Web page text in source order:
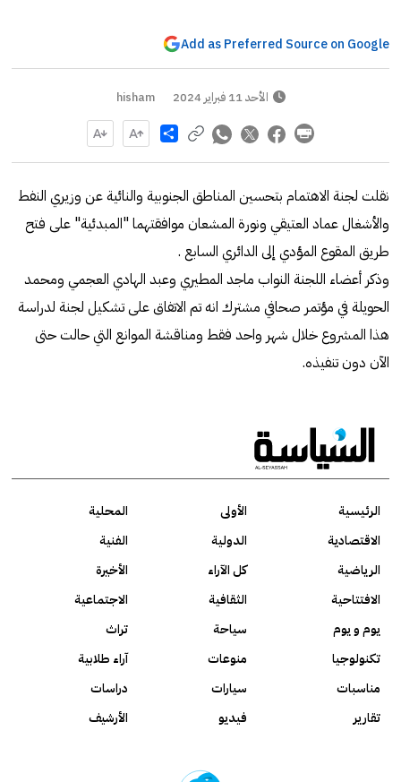
Add as Preferred Source on Google
الأحد 11 فبراير 2024 hisham
Share
نقلت لجنة الاهتمام بتحسين المناطق الجنوبية والنائية عن وزيري النفط
والأشغال عماد العتيقي ونورة المشعان موافقتهما "المبدئية" على فتح
طريق المقوع المؤدي إلى الدائري السابع .
وذكر أعضاء اللجنة النواب ماجد المطيري وعبد الهادي العجمي ومحمد
الحويلة في مؤتمر صحافي مشترك انه تم الاتفاق على تشكيل لجنة لدراسة
هذا المشروع خلال شهر واحد فقط ومناقشة الموانع التي حالت حتى
الآن دون تنفيذه.
الرئيسية الأولى
المحلية
الاقتصادية
الدولية
الفنية
الرياضية
كل الآراء
الأخيرة
الافتتاحية
الثقافية
الاجتماعية
يوم و يوم
سياحة
تراث
تكنولوجيا
منوعات
آراء طلابية
مناسبات
سيارات
دراسات
تقارير
فيديو الأرشيف